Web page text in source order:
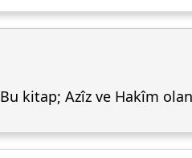
Bu kitap; Azîz ve Hakîm